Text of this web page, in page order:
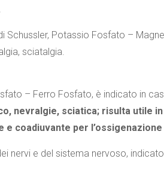
Schussler, Potassio Fosfato –
sciatalgia.
– Ferro Fosfato, è indicato in
nevralgie, sciatica; risulta utile
coadiuvante per
nervi e del sistema nervoso,